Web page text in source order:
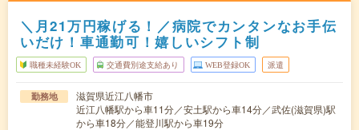
＼月21万円稼げる！／病院でカンタンなお手伝
いだけ！車通勤可！嬉しいシフト制
職種未経験OK 交通費別途支給あり WEB登録OK 派遣
勤務地
滋賀県近江八幡市
近江八幡駅から車11分／安土駅から車14分／武佐(滋賀県)駅
から車18分／能登川駅から車19分